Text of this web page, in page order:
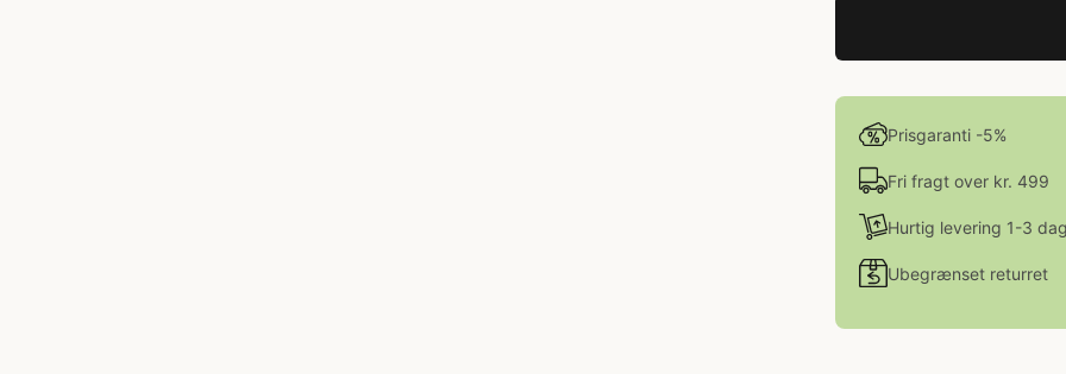
Prisgaranti -5%
Fri fragt over kr. 499
Hurtig levering 1-3
Ubegrænset returret